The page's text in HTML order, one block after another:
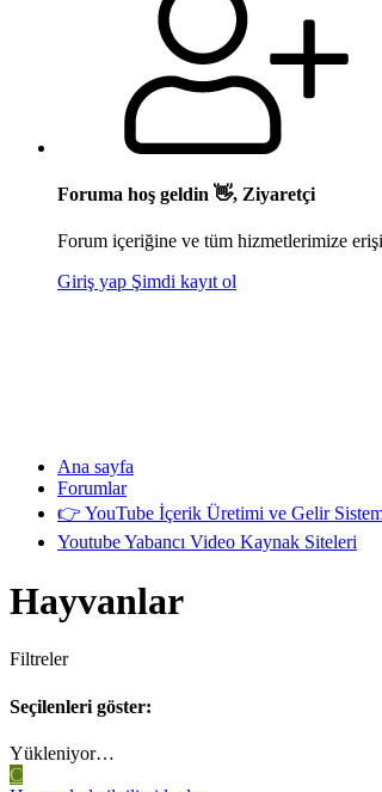
Foruma hoş geldin 👋, Ziyaretçi
Forum içeriğine ve tüm hizmetlerimize
Giriş yap Şimdi kayıt ol
Ana sayfa
Forumlar
👉 YouTube İçerik Üretimi ve Gelir
Youtube Yabancı Video Kaynak Siteleri
Hayvanlar
Filtreler
Seçilenleri göster:
Yükleniyor…
C